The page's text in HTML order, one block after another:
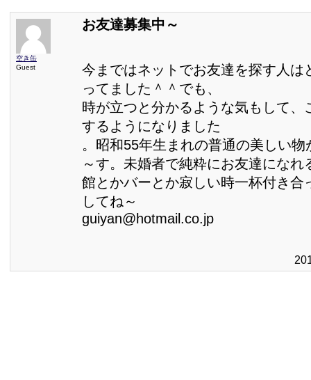
空き缶
Guest
お友達募集中～
今まではネットでお友達を探す人は
ってました＾＾でも、
時が立つと分かるような気もして、
するようになりました
。昭和55年生まれの普通の美しい物
～す。未婚者で純粋にお友達になれ
館とかバーとか寂しい時一杯付き合
してね～
guiyan@hotmail.co.jp